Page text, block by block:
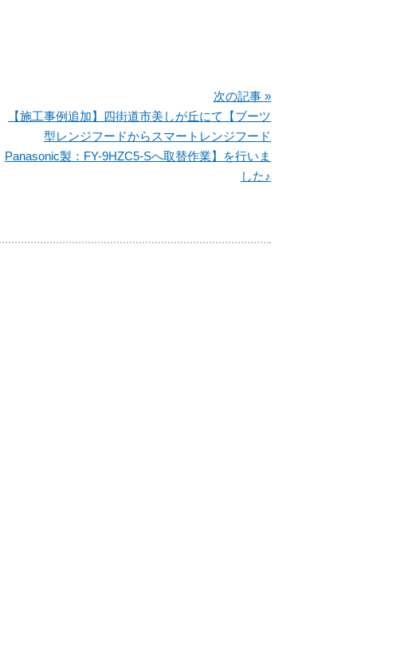
次の記事 »
【施工事例追加】四街道市美しが丘にて【ブーツ
型レンジフードからスマートレンジフード
Panasonic製：FY-9HZC5-Sへ取替作業】を行いま
した♪